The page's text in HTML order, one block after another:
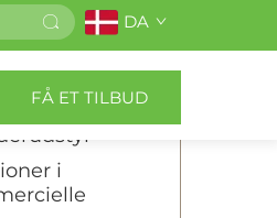
DA
FÅ ET TILBUD
i
i